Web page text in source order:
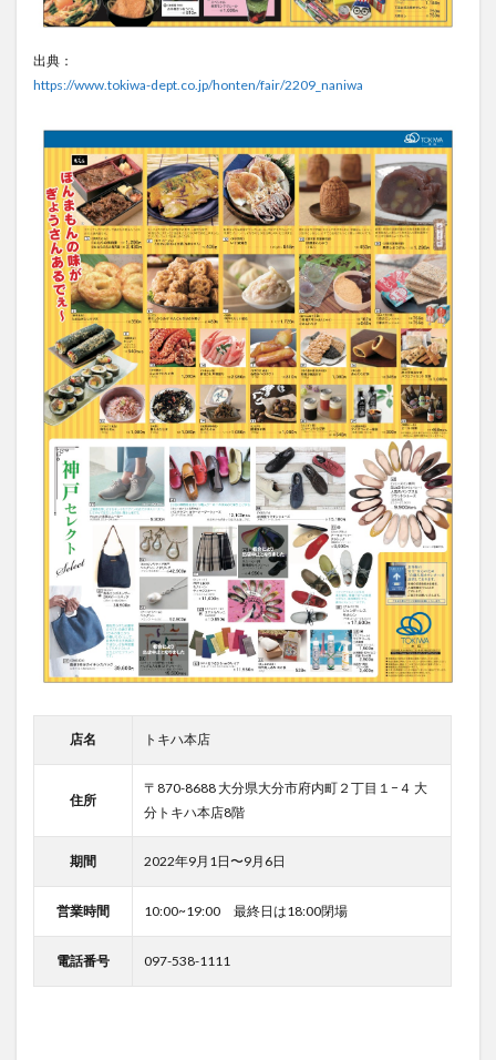
出典：
店名 トキハ本店
住所
〒870-8688 大分県大分市府内町２丁目１−４ 大
期間 2022年9月1日〜9月6日
営業時間 10:00~19:00 最終日は18:00閉場
電話番号 097-538-1111